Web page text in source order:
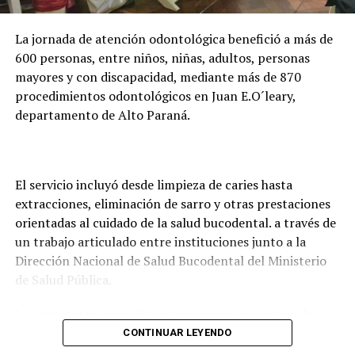
Asunción o Ciudad del Este para realizar los trámites.
La jornada de atención odontológica benefició a más de
600 personas, entre niños, niñas, adultos, personas
mayores y con discapacidad, mediante más de 870
procedimientos odontológicos en Juan E.O´leary,
departamento de Alto Paraná.
El servicio incluyó desde limpieza de caries hasta
extracciones, eliminación de sarro y otras prestaciones
orientadas al cuidado de la salud bucodental. a través de
un trabajo articulado entre instituciones junto a la
Dirección Nacional de Salud Bucodental del Ministerio
de Salud Pública.
pacientes atendidos debido a que, en numerosos casos,
CONTINUAR LEYENDO